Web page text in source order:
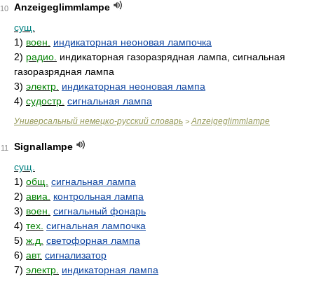
10
Anzeigeglimmlampe
сущ.
1) воен.
индикаторная неоновая лампочка
2) радио. индикаторная газоразрядная лампа, сигнальная
газоразрядная лампа
3) электр. индикаторная неоновая лампа
4) судостр. сигнальная лампа
Универсальный немецко-русский словарь > Anzeigeglimmlampe
11
Signallampe
сущ.
1) общ. сигнальная лампа
2) авиа.
контрольная лампа
3) воен. сигнальный фонарь
4) тех. сигнальная лампочка
5) ж.д. светофорная лампа
6) авт. сигнализатор
7) электр. индикаторная лампа